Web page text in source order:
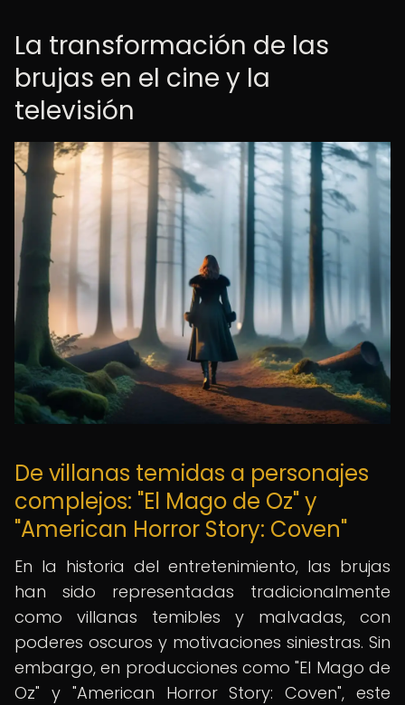
La transformación de las
brujas en el cine y la
televisión
De villanas temidas a personajes
complejos: "El Mago de Oz" y
"American Horror Story: Coven"
En la historia del entretenimiento, las brujas
han sido representadas tradicionalmente
como villanas temibles y malvadas, con
poderes oscuros y motivaciones siniestras. Sin
embargo, en producciones como "El Mago de
Oz" y "American Horror Story: Coven", este